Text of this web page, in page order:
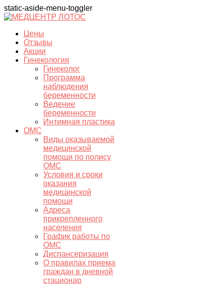
static-aside-menu-toggler
Цены
Отзывы
Акции
Гинекология
Гинеколог
Программа
наблюдения
беременности
Ведение
беременности
Интимная пластика
ОМС
Виды оказываемой
медицинской
помощи по полису
ОМС
Условия и сроки
оказания
медицинской
помощи
Адреса
прикрепленного
населения
График работы по
ОМС
Диспансеризация
О правилах приема
граждан в дневной
стационар